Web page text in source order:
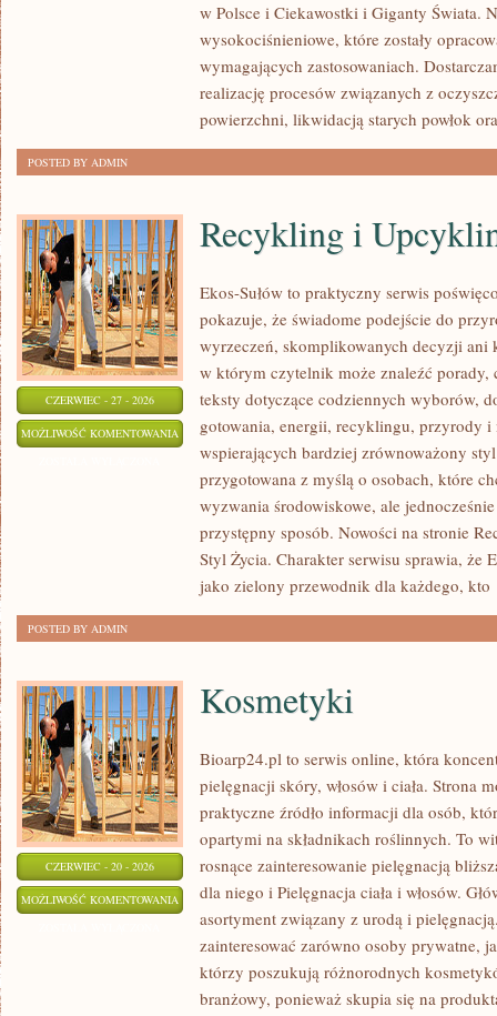
w Polsce i Ciekawostki i Giganty Świata.
wysokociśnieniowe, które zostały
wymagających zastosowaniach.
realizację procesów związanych z
powierzchni, likwidacją starych powłok
POSTED BY ADMIN
CZERWIEC - 27 - 2026
MOŻLIWOŚĆ KOMENTOWANIA RECYKLING
UPCYKLING
Recykling i
Ekos-Sułów to praktyczny serwis
pokazuje, że świadome podejście do
wyrzeczeń, skomplikowanych decyzji ani
w którym czytelnik może znaleźć porady,
teksty dotyczące codziennych wyborów,
gotowania, energii, recyklingu, przyrody i
wspierających bardziej zrównoważony styl
przygotowana z myślą o osobach, które
wyzwania środowiskowe, ale
przystępny sposób. Nowości na stronie
Styl Życia. Charakter serwisu sprawia, że
jako zielony przewodnik dla każdego, kto
POSTED BY ADMIN
CZERWIEC - 20 - 2026
MOŻLIWOŚĆ KOMENTOWANIA KOSMETYKI
Kosmetyki
Bioarp24.pl to serwis online, która
pielęgnacji skóry, włosów i ciała. Strona
praktyczne źródło informacji dla osób,
opartymi na składnikach roślinnych. To
rosnące zainteresowanie pielęgnacją
dla niego i Pielęgnacja ciała i włosów.
asortyment związany z urodą i
zainteresować zarówno osoby prywatne,
którzy poszukują różnorodnych
branżowy, ponieważ skupia się na